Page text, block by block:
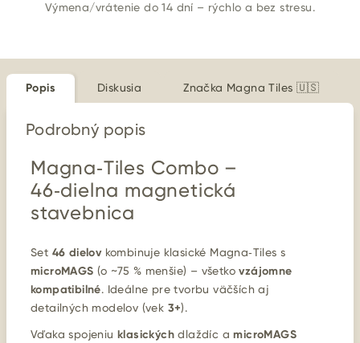
Výmena/vrátenie do 14 dní – rýchlo a bez stresu.
Popis Diskusia Značka Magna Tiles 🇺🇸
Podrobný popis
Magna‑Tiles Combo –
46‑dielna magnetická
stavebnica
Set 46 dielovkombinuje klasické Magna‑Tiles s
microMAGS (o ~75 % menšie) – všetkovzájomne
kompatibilné. Ideálne pre tvorbu väčších aj
detailných modelov (vek 3+).
Vďaka spojeniu klasických dlaždíc amicroMAGS